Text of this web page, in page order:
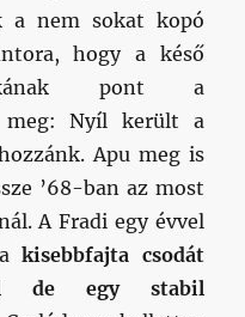
a nem sokat kopó
hogy a késő
pont a
meg: Nyíl került a
Apu meg is
’68-ban az most
A Fradi egy évvel
kisebbfajta csodát
de egy stabil